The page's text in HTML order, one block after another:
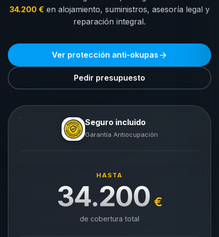
34.200 € en alojamiento, suministros, asesoría legal y
reparación integral.
Ver protección anti-okupas
Pedir presupuesto
Seguro incluido
Garantía Antiocupación
HASTA
34.200 €
de cobertura total